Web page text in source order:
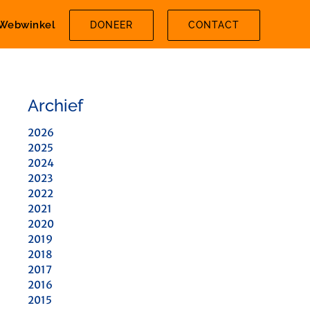
DONEER CONTACT
Archief
2026
2025
2024
2023
2022
2021
2020
2019
2018
2017
2016
2015